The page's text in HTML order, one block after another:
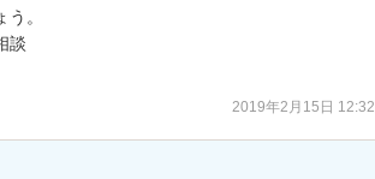
。
談
2019年2月15日 12:32